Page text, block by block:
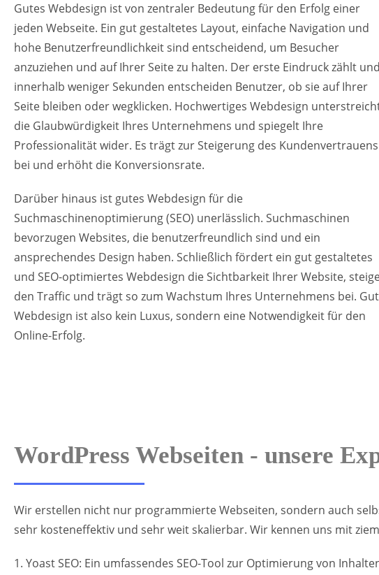
Gutes Webdesign ist von zentraler Bedeutung für den Erfolg einer
jeden Webseite. Ein gut gestaltetes Layout, einfache Navigation und
hohe Benutzerfreundlichkeit sind entscheidend, um Besucher
anzuziehen und auf Ihrer Seite zu halten. Der erste Eindruck zählt und
innerhalb weniger Sekunden entscheiden Benutzer, ob sie auf Ihrer
Seite bleiben oder wegklicken. Hochwertiges Webdesign
die Glaubwürdigkeit Ihres Unternehmens und spiegelt Ihre
Professionalität wider. Es trägt zur Steigerung des Kundenvertrauens
bei und erhöht die Konversionsrate.
Darüber hinaus ist gutes Webdesign für die
Suchmaschinenoptimierung (SEO) unerlässlich. Suchmaschinen
bevorzugen Websites, die benutzerfreundlich sind und ein
ansprechendes Design haben. Schließlich fördert ein gut gestaltetes
und SEO-optimiertes Webdesign die Sichtbarkeit Ihrer Website,
den Traffic und trägt so zum Wachstum Ihres Unternehmens bei.
Webdesign ist also kein Luxus, sondern eine Notwendigkeit für den
Online-Erfolg.
WordPress Webseiten - unsere
Wir erstellen nicht nur programmierte Webseiten, sondern auch
sehr kosteneffektiv und sehr weit skalierbar. Wir kennen uns mit
1. Yoast SEO: Ein umfassendes SEO-Tool zur Optimierung von